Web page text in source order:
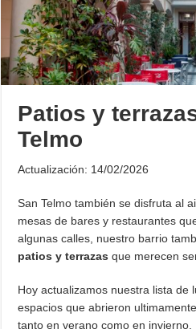
Patios y
Telmo
Actualización: 14/02/2026
San Telmo también se disfruta al
mesas de bares y restaurantes
algunas calles, nuestro barrio
patios y terrazas que merecen
Hoy actualizamos nuestra lista de
espacios que abrieron
tanto en verano como en invierno.